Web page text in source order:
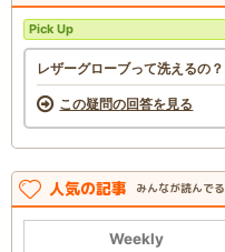
Pick Up
レザーグローブって洗えるの？
この疑問の回答を見る
人気の記事 みんなが読んでる
Weekly